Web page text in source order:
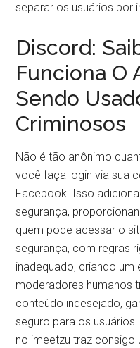
separar os usuários por
Discord:
Funciona O
Sendo
Criminosos
Não é tão anônimo
você faça login via sua
Facebook. Isso
segurança,
quem pode acessar o
segurança, com regras
inadequado, criando
moderadores humanos
conteúdo indesejado,
seguro para os
no imeetzu traz consigo